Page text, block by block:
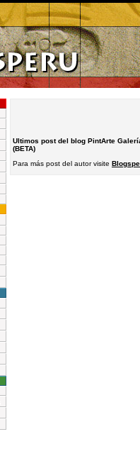
Ultimos post del blog PintArte
(BETA)
Para más post del autor visite